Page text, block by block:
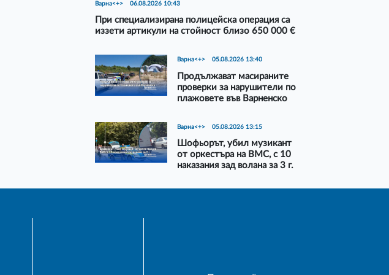
Варна<+> 06.08.2026 10:43
При специализирана полицейска операция са
иззети артикули на стойност близо 650 000 €
Варна<+> 05.08.2026 13:40
Продължават масираните
проверки за нарушители по
плажовете във Варненско
Варна<+> 05.08.2026 13:15
Шофьорът, убил музикант
от оркестъра на ВМС, с 10
наказания зад волана за 3 г.